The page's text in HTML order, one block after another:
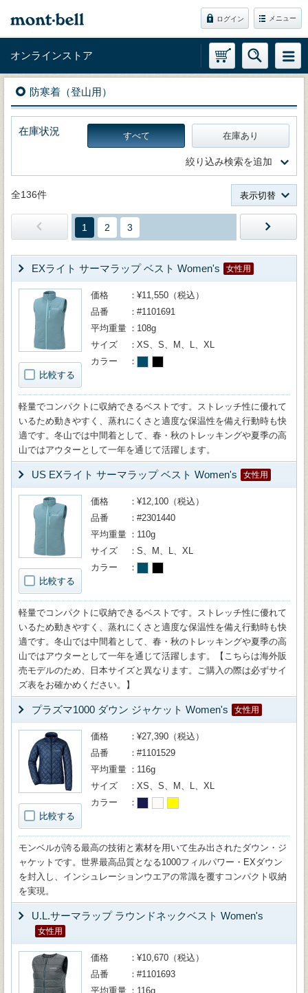
ログイン メニュー
オンラインストア
防寒着（登山用）
在庫状況 すべて 在庫あり
絞り込み検索を追加
全136件 表示切替
1 2 3
EXライト サーマラップ ベスト Women's 女性用
比較する
価格
¥11,550（税込）
品番
#1101691
平均重量
108g
サイズ
XS、S、M、L、XL
カラー
軽量でコンパクトに収納できるベストです。ストレッチ性に優れて
いるため動きやすく、蒸れにくさと適度な保温性を備え行動時も快
適です。冬山では中間着として、春・秋のトレッキングや夏季の高
山ではアウターとして一年を通じて活躍します。
US EXライト サーマラップ ベスト Women's 女性用
比較する
価格
¥12,100（税込）
品番
#2301440
平均重量
110g
サイズ
S、M、L、XL
カラー
軽量でコンパクトに収納できるベストです。ストレッチ性に優れて
いるため動きやすく、蒸れにくさと適度な保温性を備え行動時も快
適です。冬山では中間着として、春・秋のトレッキングや夏季の高
山ではアウターとして一年を通じて活躍します。【こちらは海外販
売モデルのため、日本サイズと異なります。ご購入の際は必ずサイ
ズ表をお確かめください。】
プラズマ1000 ダウン ジャケット Women's 女性用
比較する
価格
¥27,390（税込）
品番
#1101529
平均重量
116g
サイズ
XS、S、M、L、XL
カラー
モンベルが誇る最高の技術と素材を用いて生み出されたダウン・ジ
ャケットです。世界最高品質となる1000フィルパワー・EXダウン
を封入し、インシュレーションウエアの常識を覆すコンパクト収納
を実現。
U.L.サーマラップ ラウンドネックベスト Women's
女性用
価格
¥10,670（税込）
品番
#1101693
平均重量
116g